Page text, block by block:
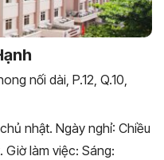
nối dài, P.12, Q.10,
nhật. Ngày nghỉ: Chiều
làm việc: Sáng: